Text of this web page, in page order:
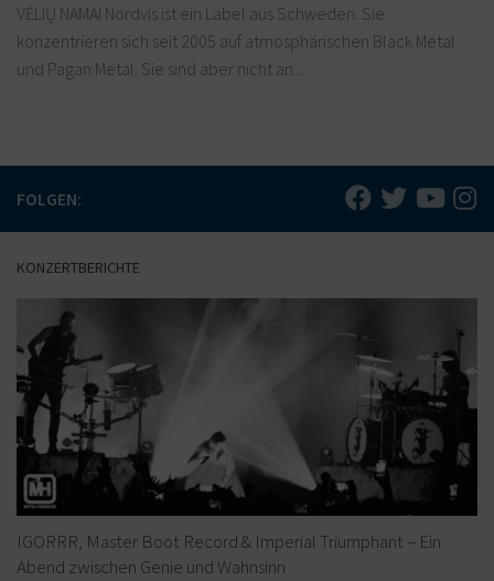
VĖLIŲ NAMAI Nordvis ist ein Label aus Schweden. Sie
konzentrieren sich seit 2005 auf atmosphärischen Black Metal
und Pagan Metal. Sie sind aber nicht an...
FOLGEN:
KONZERTBERICHTE
IGORRR, Master Boot Record & Imperial Triumphant – Ein
Abend zwischen Genie und Wahnsinn